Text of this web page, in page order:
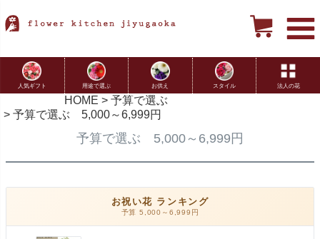
人気ギフト 用途で選ぶ お供え スタイル 法人の花
HOME
予算で選ぶ
予算で選ぶ 5,000～6,999円
予算で選ぶ 5,000～6,999円
お祝い花 ランキング
予算 5,000～6,999円